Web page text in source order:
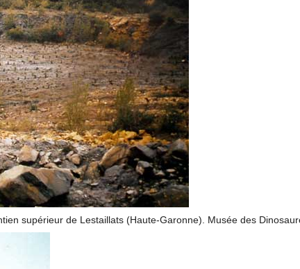
supérieur de Lestaillats (Haute-Garonne). Musée des